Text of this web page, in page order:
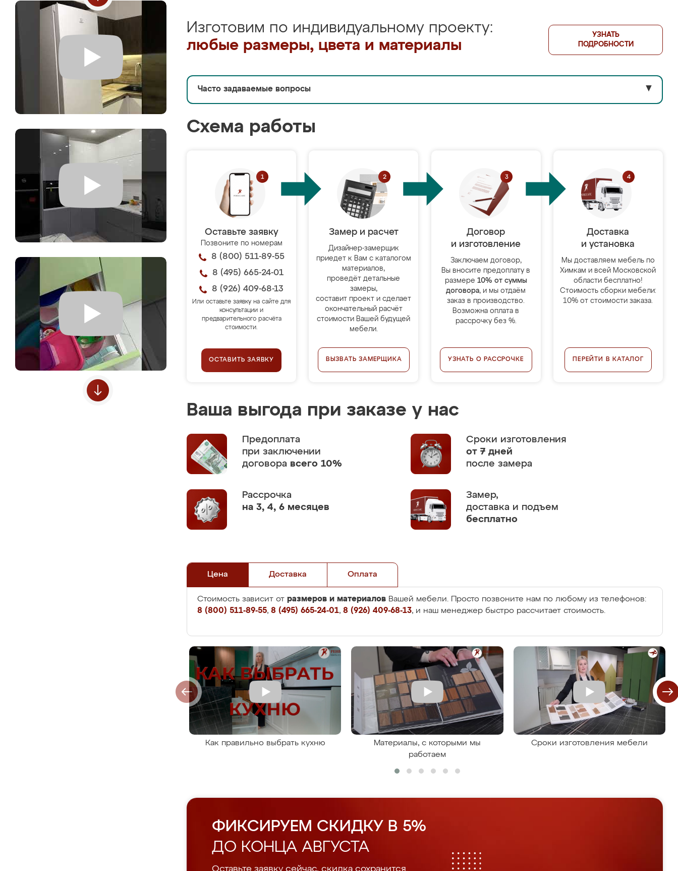
Изготовим по индивидуальному проекту:
любые размеры, цвета и материалы
УЗНАТЬ
ПОДРОБНОСТИ
Часто задаваемые вопросы ▼
Схема работы
Оставьте заявку
Позвоните по номерам
8 (800) 511-89-55
8 (495) 665-24-01
8 (926) 409-68-13
Или оставьте заявку на сайте для
консультации и
предварительного расчёта
стоимости.
ОСТАВИТЬ ЗАЯВКУ
Замер и расчет
Дизайнер-замерщик
приедет к Вам с каталогом
материалов,
проведёт детальные
замеры,
составит проект и сделает
окончательный расчёт
стоимости Вашей будущей
мебели.
ВЫЗВАТЬ ЗАМЕРЩИКА
Договор
и изготовление
Заключаем договор,
Вы вносите предоплату в
размере 10% от суммы
договора, и мы отдаём
заказ в производство.
Возможна оплата в
рассрочку без %.
УЗНАТЬ О РАССРОЧКЕ
Доставка
и установка
Мы доставляем мебель по
Химкам и всей Московской
области бесплатно!
Стоимость сборки мебели:
10% от стоимости заказа.
ПЕРЕЙТИ В КАТАЛОГ
Ваша выгода при заказе у нас
Предоплата
при заключении
договора всего 10%
Сроки изготовления
от 7 дней
после замера
Рассрочка
на 3, 4, 6 месяцев
Замер,
доставка и подъем
бесплатно
Цена Доставка Оплата
Стоимость зависит от размеров и материалов Вашей мебели. Просто позвоните нам по любому из телефонов:
8 (800) 511-89-55, 8 (495) 665-24-01, 8 (926) 409-68-13, и наш менеджер быстро рассчитает стоимость.
Как правильно выбрать кухню
Материалы, с которыми мы
работаем
Сроки изготовления мебели
ФИКСИРУЕМ СКИДКУ В 5%
ДО КОНЦА АВГУСТА
Оставьте заявку сейчас, скидка сохранится.